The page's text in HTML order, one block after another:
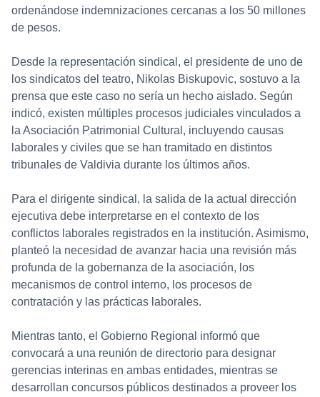
ordenándose indemnizaciones cercanas a los 50 millones
de pesos.
Desde la representación sindical, el presidente de uno de
los sindicatos del teatro, Nikolas Biskupovic, sostuvo a la
prensa que este caso no sería un hecho aislado. Según
indicó, existen múltiples procesos judiciales vinculados a
la Asociación Patrimonial Cultural, incluyendo causas
laborales y civiles que se han tramitado en distintos
tribunales de Valdivia durante los últimos años.
Para el dirigente sindical, la salida de la actual dirección
ejecutiva debe interpretarse en el contexto de los
conflictos laborales registrados en la institución. Asimismo,
planteó la necesidad de avanzar hacia una revisión más
profunda de la gobernanza de la asociación, los
mecanismos de control interno, los procesos de
contratación y las prácticas laborales.
Mientras tanto, el Gobierno Regional informó que
convocará a una reunión de directorio para designar
gerencias interinas en ambas entidades, mientras se
desarrollan concursos públicos destinados a proveer los